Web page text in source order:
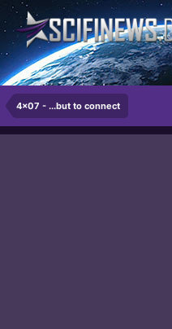
...rult irgendwie!
4x07 - ...but to connect